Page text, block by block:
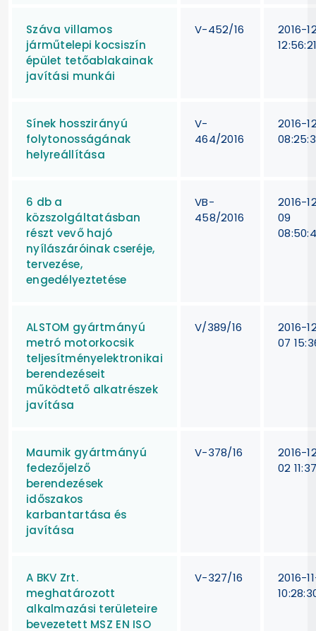
Száva villamos
járműtelepi kocsiszín
épület tetőablakainak
javítási munkái
V-452/16
2016-
Sínek hosszirányú
folytonosságának
helyreállítása
V-
464/2016
2016-
6 db a
közszolgáltatásban
részt vevő hajó
nyílászáróinak cseréje,
tervezése,
engedélyeztetése
VB-
458/2016
2016-
09
ALSTOM gyártmányú
metró motorkocsik
teljesítményelektronikai
berendezéseit
működtető alkatrészek
javítása
V/389/16
2016-
07
Maumik gyártmányú
fedezőjelző
berendezések
időszakos
karbantartása és
javítása
V-378/16
2016-
02
A BKV Zrt.
meghatározott
alkalmazási területeire
bevezetett MSZ EN ISO
V-327/16
2016-